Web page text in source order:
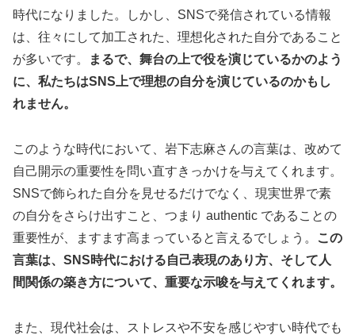
時代になりました。しかし、SNSで発信されている情報
は、往々にして加工された、理想化された自分であること
が多いです。
まるで、舞台の上で役を演じているかのよう
に、私たちはSNS上で理想の自分を演じているのかもし
れません。
このような時代において、岩下志麻さんの言葉は、改めて
自己開示の重要性を問い直すきっかけを与えてくれます。
SNSで飾られた自分を見せるだけでなく、現実世界で素
の自分をさらけ出すこと、つまり authentic であることの
重要性が、ますます高まっていると言えるでしょう。
この
言葉は、SNS時代における自己表現のあり方、そして人
間関係の築き方について、重要な示唆を与えてくれます。
また、現代社会は、ストレスや不安を感じやすい時代でも